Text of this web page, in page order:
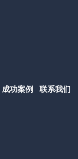
成功案例 联系我们